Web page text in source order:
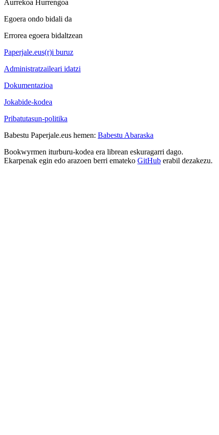
Aurrekoa Hurrengoa
Egoera ondo bidali da
Errorea egoera bidaltzean
Paperjale.eus(r)i buruz
Administratzaileari idatzi
Dokumentazioa
Jokabide-kodea
Pribatutasun-politika
Babestu Paperjale.eus hemen: Babestu Abaraska
Bookwyrmen iturburu-kodea era librean eskuragarri dago.
Ekarpenak egin edo arazoen berri emateko GitHub erabil dezakezu.